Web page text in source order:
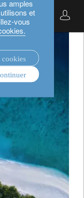
amples
et
vous
cookies